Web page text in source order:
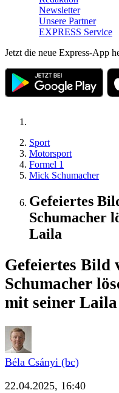
Newsletter
Unsere Partner
EXPRESS Service
Jetzt die neue Express-App
Sport
Motorsport
Formel 1
Mick Schumacher
Gefeiertes
Schumacher
Laila
Gefeiertes Bild
Schumacher
mit seiner Laila
Béla Csányi (bc)
22.04.2025, 16:40